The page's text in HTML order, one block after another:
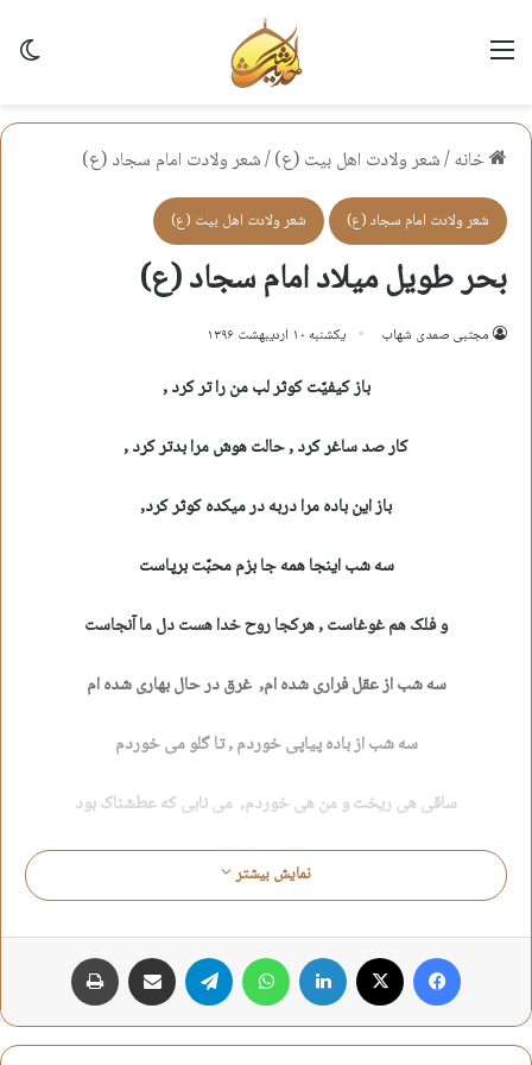
منو
خانه/شعر ولادت اهل بيت (ع)/شعر ولادت امام سجاد (ع)
شعر ولادت امام سجاد (ع) شعر ولادت اهل بيت (ع)
بحر طویل میلاد امام سجاد (ع)
مجتبی صمدی شهاب یکشنبه ۱۰ اردیبهشت ۱۳۹۶
باز کیفیّت کوثر لب من را تر کرد ,
کار صد ساغر کرد ,حالت هوش مرا بدتر کرد ,
باز این باده مرا دربه در میکده کوثر کرد,
سه شب اینجا همه جا بزم محبّت برپاست
و فلک هم غوغاست , هرکجا روح خدا هست دل ما آنجاست
سه شب از عقل فراری شده ام, غرق در حال بهاری شده ام
سه شب از باده پیاپی خوردم , تا گلو می خوردم
ساقی هیریخت و من هی خوردم, می نابی که عطشناک بود
عطر آن غبطه افلاک بود , و چه بی باک بود , هرکه زین می زده است باز دنبال
سبو آمده است ,
خبری هست که امشب همگی آمده اند,
در این خانه دوباره همگی در زده اند ,
نمایش بیشتر
فیس بوک لینکدین تلگرام اشتراک گذاری از طریق ایمیل